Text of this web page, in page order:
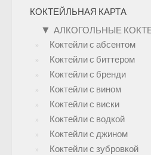
КОКТЕЙЛЬНАЯ КАРТА
▼ АЛКОГОЛЬНЫЕ
Коктейли с абсентом
Коктейли с биттером
Коктейли с бренди
Коктейли с вином
Коктейли с виски
Коктейли с водкой
Коктейли с джином
Коктейли с зубровкой